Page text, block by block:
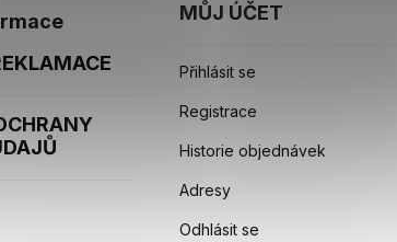
MŮJ ÚČET
Přihlásit se
Registrace
Historie objednávek
Adresy
Odhlásit se